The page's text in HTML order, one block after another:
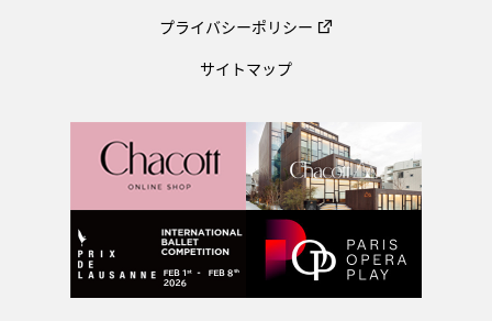
プライバシーポリシー
サイトマップ